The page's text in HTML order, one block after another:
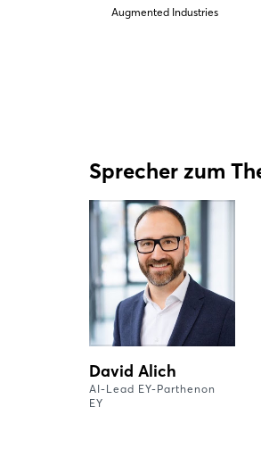
Augmented Industries
Sprecher zum
David Alich
AI-Lead EY-Parthenon
EY